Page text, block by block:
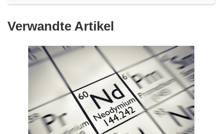
Verwandte Artikel